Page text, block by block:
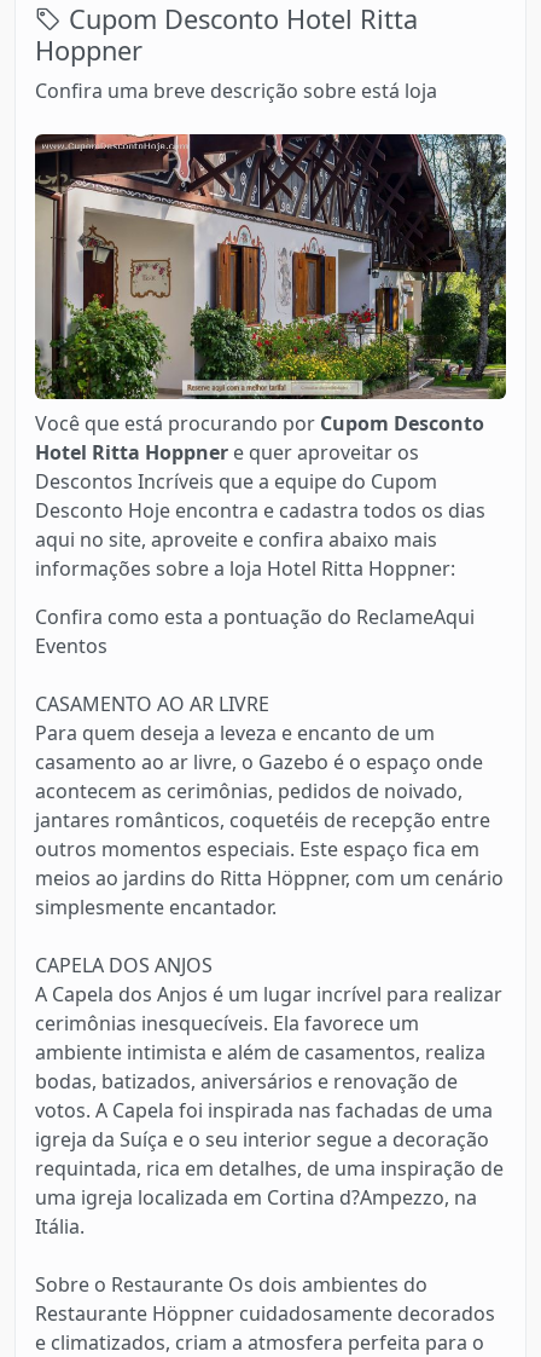
Cupom Desconto Hotel Ritta
Hoppner
Confira uma breve descrição sobre está loja
Você que está procurando por Cupom Desconto
Hotel Ritta Hoppner e quer aproveitar os
Descontos Incríveis que a equipe do Cupom
Desconto Hoje encontra e cadastra todos os dias
aqui no site, aproveite e confira abaixo mais
informações sobre a loja Hotel Ritta Hoppner:
Confira como esta a pontuação do ReclameAqui
Eventos
CASAMENTO AO AR LIVRE
Para quem deseja a leveza e encanto de um
casamento ao ar livre, o Gazebo é o espaço onde
acontecem as cerimônias, pedidos de noivado,
jantares românticos, coquetéis de recepção entre
outros momentos especiais. Este espaço fica em
meios ao jardins do Ritta Höppner, com um cenário
simplesmente encantador.
CAPELA DOS ANJOS
A Capela dos Anjos é um lugar incrível para realizar
cerimônias inesquecíveis. Ela favorece um
ambiente intimista e além de casamentos, realiza
bodas, batizados, aniversários e renovação de
votos. A Capela foi inspirada nas fachadas de uma
igreja da Suíça e o seu interior segue a decoração
requintada, rica em detalhes, de uma inspiração de
uma igreja localizada em Cortina d?Ampezzo, na
Itália.
Sobre o Restaurante Os dois ambientes do
Restaurante Höppner cuidadosamente decorados
e climatizados, criam a atmosfera perfeita para o